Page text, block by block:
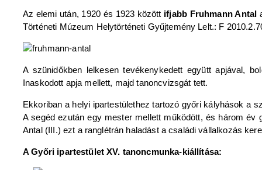
Az elemi után, 1920 és 1923 között ifjabb Fruhmann Antal
Történeti Múzeum Helytörténeti Gyűjtemény Lelt.: F
A szünidőkben lelkesen tevékenykedett együtt apjával,
Inaskodott apja mellett, majd tanoncvizsgát tett.
Ekkoriban a helyi ipartestülethez tartozó győri kályhások a
A segéd ezután egy mester mellett működött, és három év
Antal (III.) ezt a ranglétrán haladást a családi vállalkozás
A Győri ipartestület XV. tanoncmunka-kiállítása: